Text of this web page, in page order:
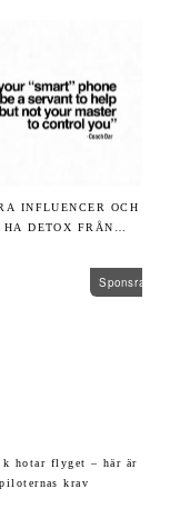
INFLUENCER OCH
HA DETOX FRÅN
Sponsrat
hotar flyget – här är
piloternas krav